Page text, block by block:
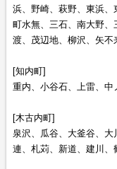
浜、野崎、萩野、東浜
町水無、三石、南大野
渡、茂辺地、柳沢、矢不
[知内町]
重内、小谷石、上雷、
[木古内町]
泉沢、瓜谷、大釜谷、
連、札苅、新道、建川、